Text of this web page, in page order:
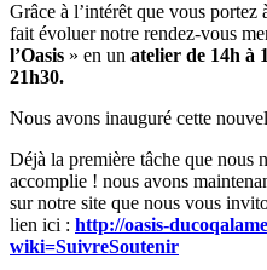
Grâce à l’intérêt que vous portez
fait évoluer notre rendez-vous
l’Oasis » en un atelier de 14h à
21h30.
Nous avons inauguré cette
Déjà la première tâche que nous
accomplie ! nous avons
sur notre site que nous vous
lien ici : http://oasis-
wiki=SuivreSoutenir